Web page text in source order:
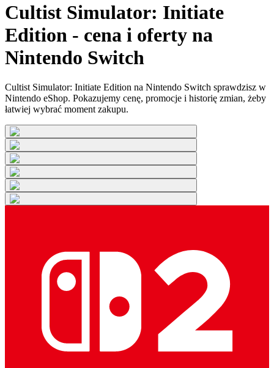
Cultist Simulator: Initiate
Edition - cena i oferty na
Nintendo Switch
Cultist Simulator: Initiate Edition na Nintendo Switch sprawdzisz w
Nintendo eShop. Pokazujemy cenę, promocje i historię zmian, żeby
łatwiej wybrać moment zakupu.